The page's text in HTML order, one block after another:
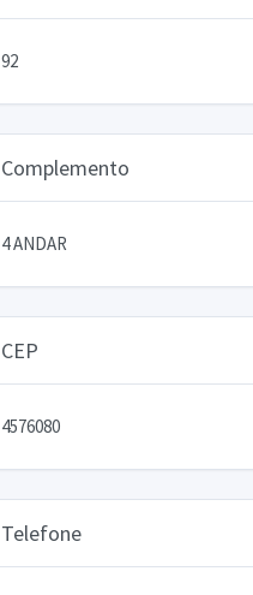
92
Complemento
4 ANDAR
CEP
4576080
Telefone